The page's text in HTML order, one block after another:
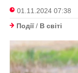
01.11.2024 07:38
Події/ В світі